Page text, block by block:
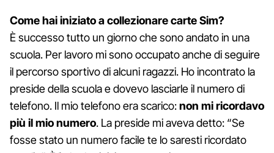
Come hai iniziato a collezionare carte Sim?
È successo tutto un giorno che sono andato in una
scuola. Per lavoro mi sono occupato anche di seguire
il percorso sportivo di alcuni ragazzi. Ho incontrato la
preside della scuola e dovevo lasciarle il numero di
telefono. Il mio telefono era scarico:non mi ricordavo
più il mio numero. La preside mi aveva detto: “Se
fosse stato un numero facile te lo saresti ricordato